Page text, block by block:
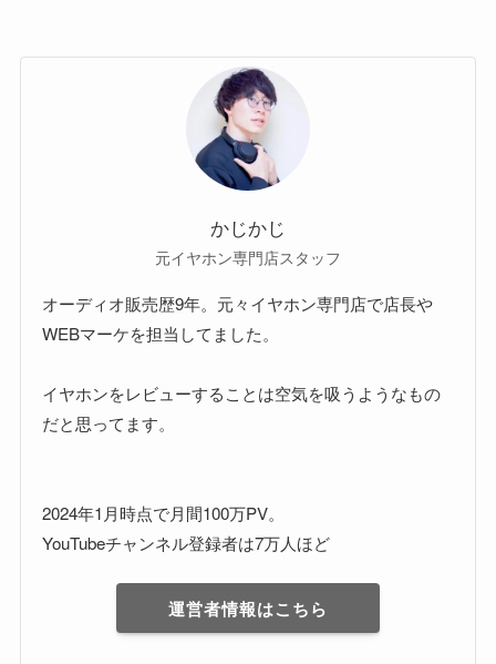
かじかじ
元イヤホン専門店スタッフ
オーディオ販売歴9年。元々イヤホン専門店で店長や
WEBマーケを担当してました。
イヤホンをレビューすることは空気を吸うようなもの
だと思ってます。
2024年1月時点で月間100万PV。
YouTubeチャンネル登録者は7万人ほど
運営者情報はこちら